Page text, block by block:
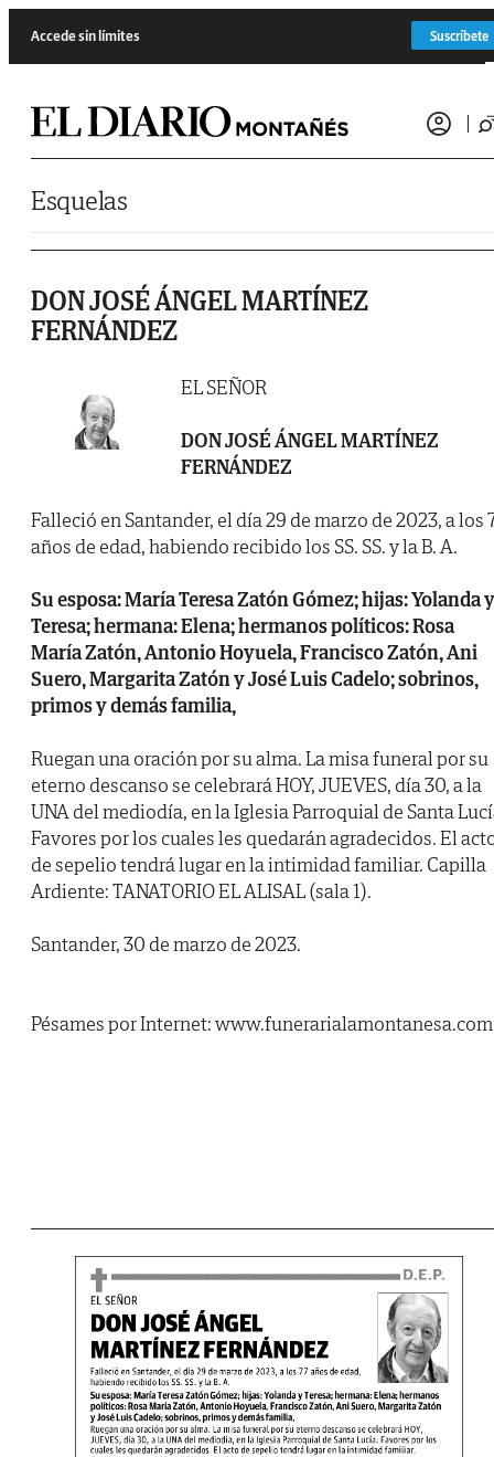
Accede sin límites Suscríbete
Esquelas
DON JOSÉ ÁNGEL MARTÍNEZ
FERNÁNDEZ
EL SEÑOR
DON JOSÉ ÁNGEL MARTÍNEZ
FERNÁNDEZ
Falleció en Santander, el día 29 de marzo de 2023, a los
años de edad, habiendo recibido los SS. SS. y la B. A.
Su esposa: María Teresa Zatón Gómez; hijas: Yolanda y
Teresa; hermana: Elena; hermanos políticos: Rosa
María Zatón, Antonio Hoyuela, Francisco Zatón, Ani
Suero, Margarita Zatón y José Luis Cadelo; sobrinos,
primos y demás familia,
Ruegan una oración por su alma. La misa funeral por su
eterno descanso se celebrará HOY, JUEVES, día 30, a la
UNA del mediodía, en la Iglesia Parroquial de Santa
Favores por los cuales les quedarán agradecidos. El
de sepelio tendrá lugar en la intimidad familiar. Capilla
Ardiente: TANATORIO EL ALISAL (sala 1).
Santander, 30 de marzo de 2023.
Pésames por Internet: www.funerarialamontanesa.com